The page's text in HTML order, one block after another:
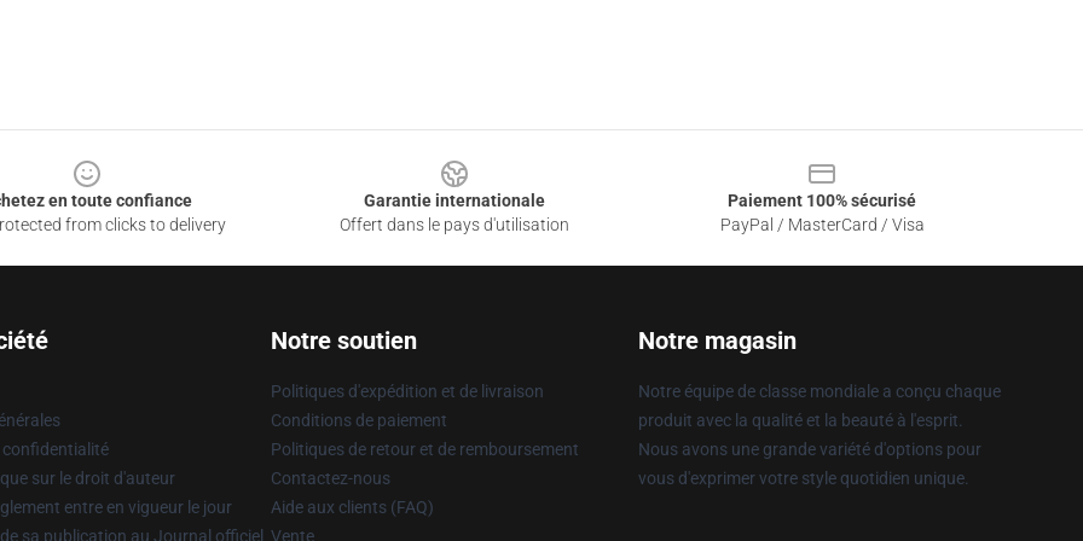
en toute confiance
from clicks to delivery
Garantie internationale
Offert dans le pays d'utilisation
Paiement 100% sécurisé
PayPal / MasterCard / Visa
confidentialité
sur le droit d'auteur
entre en vigueur le jour
sa publication au Journal officiel
Notre soutien
Politiques d'expédition et de livraison
Conditions de paiement
Politiques de retour et de remboursement
Contactez-nous
Aide aux clients (FAQ)
Vente
Notre magasin
Notre équipe de classe mondiale a conçu chaque
produit avec la qualité et la beauté à l'esprit.
Nous avons une grande variété d'options pour
vous d'exprimer votre style quotidien unique.